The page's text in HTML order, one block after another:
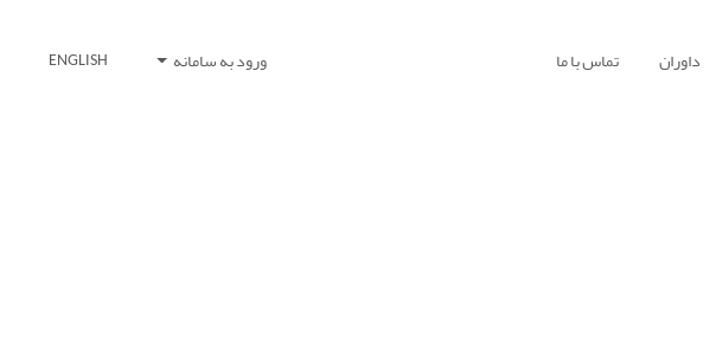
داوران تماس با ما ورود به سامانه ENGLISH